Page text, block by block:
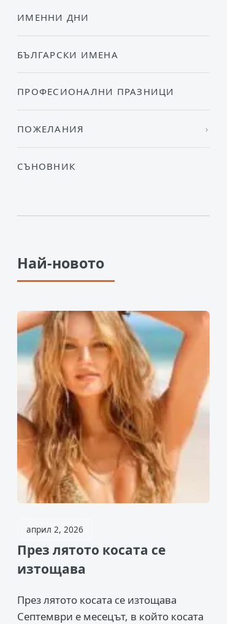
ИМЕННИ ДНИ
БЪЛГАРСКИ ИМЕНА
ПРОФЕСИОНАЛНИ ПРАЗНИЦИ
ПОЖЕЛАНИЯ
СЪНОВНИК
Най-новото
април 2, 2026
През лятото косата се
изтощава
През лятото косата се изтощава
Септември е месецът, в който косата